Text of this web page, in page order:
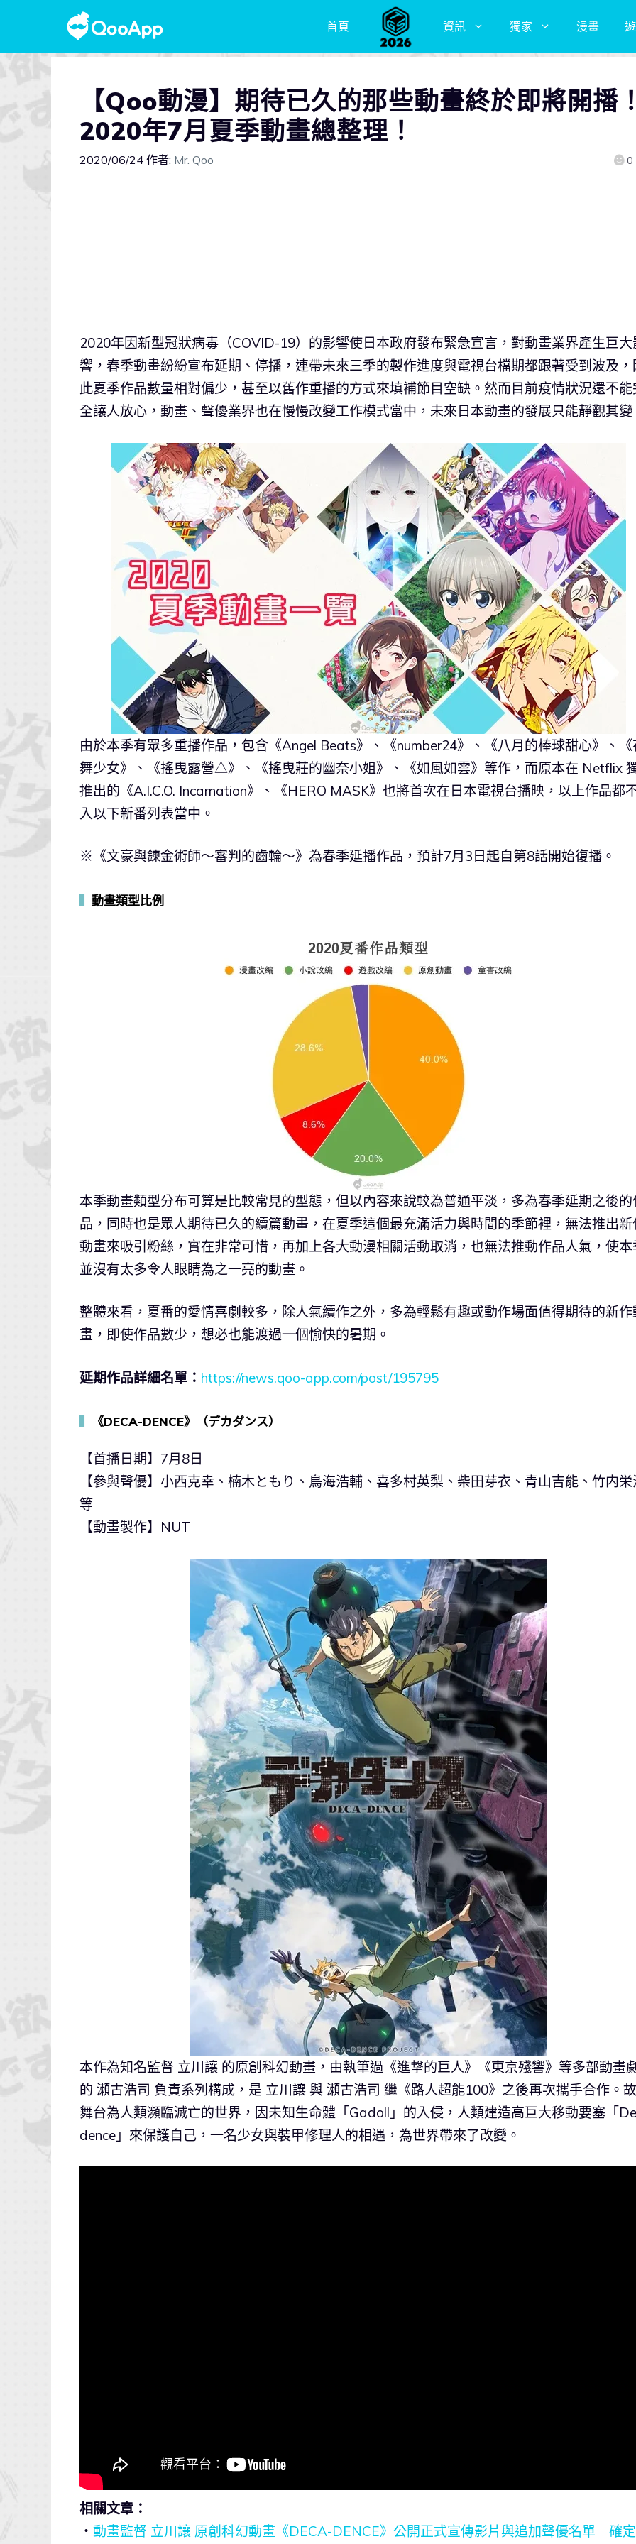
首頁 資訊 獨家 漫畫
【Qoo動漫】期待已久的那些動畫終於即將開播
2020年7月夏季動畫總整理！
2020/06/24 作者: Mr. Qoo 0
2020年因新型冠狀病毒（COVID-19）的影響使日本政府發布緊急宣言，對動畫業界產生巨大
響，春季動畫紛紛宣布延期、停播，連帶未來三季的製作進度與電視台檔期都跟著受到波及，
此夏季作品數量相對偏少，甚至以舊作重播的方式來填補節目空缺。然而目前疫情狀況還不能
全讓人放心，動畫、聲優業界也在慢慢改變工作模式當中，未來日本動畫的發展只能靜觀其變
由於本季有眾多重播作品，包含《Angel Beats》、《number24》、《八月的棒球甜心》、《
舞少女》、《搖曳露營△》、《搖曳莊的幽奈小姐》、《如風如雲》等作，而原本在 Netflix
推出的《A.I.C.O. Incarnation》、《HERO MASK》也將首次在日本電視台播映，以上作品都
入以下新番列表當中。
※《文豪與鍊金術師～審判的齒輪～》為春季延播作品，預計7月3日起自第8話開始復播。
動畫類型比例
本季動畫類型分布可算是比較常見的型態，但以內容來說較為普通平淡，多為春季延期之後的
品，同時也是眾人期待已久的續篇動畫，在夏季這個最充滿活力與時間的季節裡，無法推出新
動畫來吸引粉絲，實在非常可惜，再加上各大動漫相關活動取消，也無法推動作品人氣，使本
並沒有太多令人眼睛為之一亮的動畫。
整體來看，夏番的愛情喜劇較多，除人氣續作之外，多為輕鬆有趣或動作場面值得期待的新作
畫，即使作品數少，想必也能渡過一個愉快的暑期。
延期作品詳細名單： https://news.qoo-app.com/post/195795
《DECA-DENCE》（デカダンス）
【首播日期】7月8日
【參與聲優】小西克幸、楠木ともり、鳥海浩輔、喜多村英梨、柴田芽衣、青山吉能、竹内栄
等
【動畫製作】NUT
本作為知名監督 立川讓 的原創科幻動畫，由執筆過《進撃的巨人》《東京殘響》等多部動畫
的 瀬古浩司 負責系列構成，是 立川讓 與 瀬古浩司 繼《路人超能100》之後再次攜手合作。
舞台為人類瀕臨滅亡的世界，因未知生命體「Gadoll」的入侵，人類建造高巨大移動要塞「
dence」來保護自己，一名少女與裝甲修理人的相遇，為世界帶來了改變。
相關文章：
・ 動畫監督 立川讓 原創科幻動畫《DECA-DENCE》公開正式宣傳影片與追加聲優名單 確定